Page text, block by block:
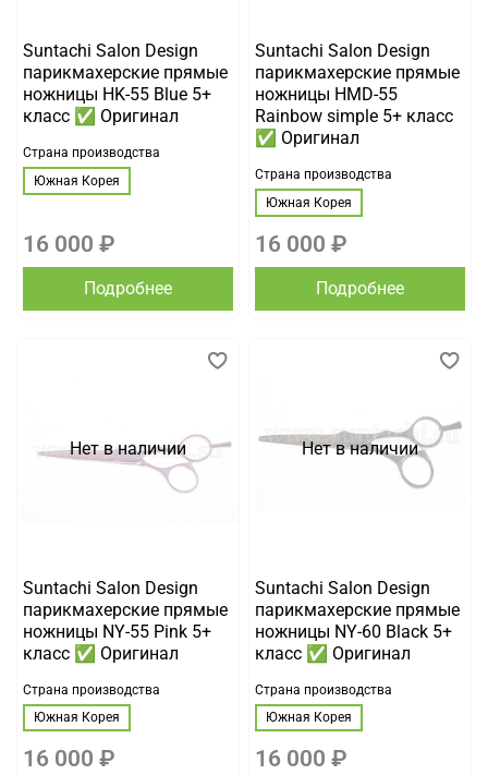
Suntachi Salon Design
парикмахерские прямые
ножницы HK-55 Blue 5+
класс ✅ Оригинал
Страна производства
Южная Корея
16 000 ₽
Подробнее
Suntachi Salon Design
парикмахерские прямые
ножницы HMD-55
Rainbow simple 5+ класс
✅ Оригинал
Страна производства
Южная Корея
16 000 ₽
Подробнее
Нет в наличии
Suntachi Salon Design
парикмахерские прямые
ножницы NY-55 Pink 5+
класс ✅ Оригинал
Страна производства
Южная Корея
16 000 ₽
Нет в наличии
Suntachi Salon Design
парикмахерские прямые
ножницы NY-60 Black 5+
класс ✅ Оригинал
Страна производства
Южная Корея
16 000 ₽